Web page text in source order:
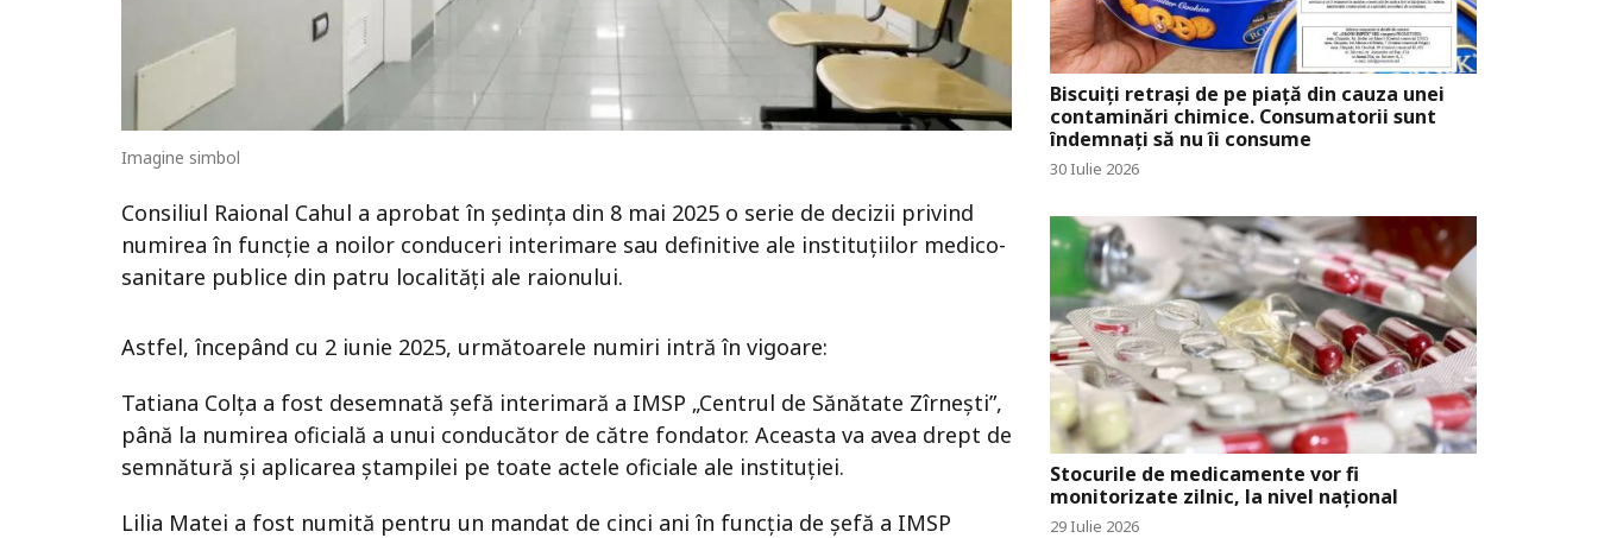
Imagine simbol
Consiliul Raional Cahul a aprobat în ședința din 8 mai 2025 o serie de decizii privind
numirea în funcție a noilor conduceri interimare sau definitive ale instituțiilor medico-
sanitare publice din patru localități ale raionului.
Astfel, începând cu 2 iunie 2025, următoarele numiri intră în vigoare:
Tatiana Colța a fost desemnată șefă interimară a IMSP „Centrul de Sănătate Zîrnești”,
până la numirea oficială a unui conducător de către fondator. Aceasta va avea drept de
semnătură și aplicarea ștampilei pe toate actele oficiale ale instituției.
Lilia Matei a fost numită pentru un mandat de cinci ani în funcția de șefă a IMSP
Biscuiți retrași de pe piață din cauza unei
contaminări chimice. Consumatorii sunt
îndemnați să nu îi consume
30 Iulie 2026
Stocurile de medicamente vor fi
monitorizate zilnic, la nivel național
29 Iulie 2026